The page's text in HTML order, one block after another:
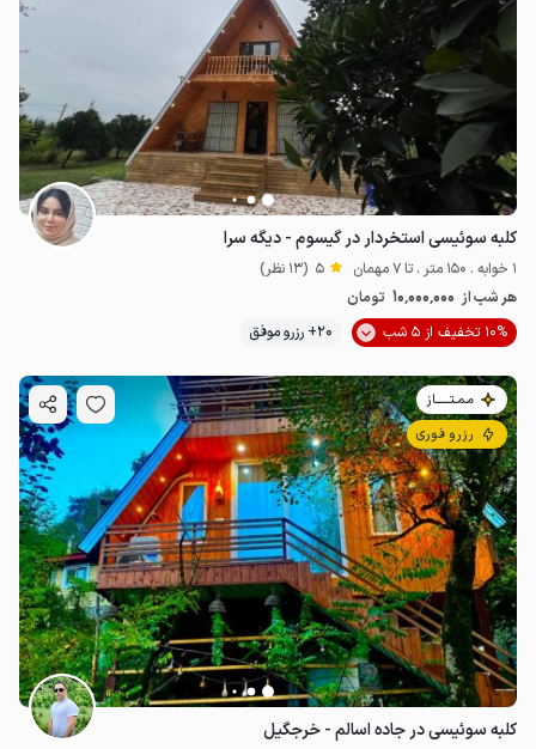
کلبه سوئیسی استخردار در گیسوم - دیگه سرا
1 خوابه . 150 متر . تا 7 مهمان 5 (13 نظر)
هر شب از 10٬000٬000 تومان
10% تخفیف از 5 شب
20+ رزرو موفق
مـمـتــــــاز
رزرو فوری
کلبه سوئیسی در جاده اسالم - خرجگیل